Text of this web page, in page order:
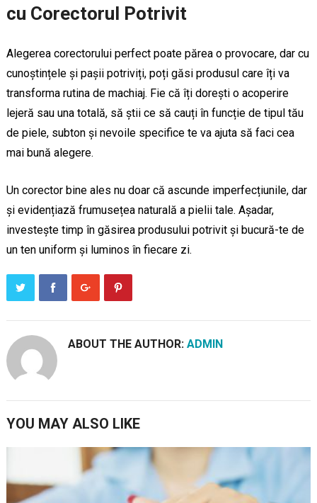
cu Corectorul Potrivit
Alegerea corectorului perfect poate părea o provocare, dar cu
cunoștințele și pașii potriviți, poți găsi produsul care îți va
transforma rutina de machiaj. Fie că îți dorești o acoperire
lejeră sau una totală, să știi ce să cauți în funcție de tipul tău
de piele, subton și nevoile specifice te va ajuta să faci cea
mai bună alegere.
Un corector bine ales nu doar că ascunde imperfecțiunile, dar
și evidențiază frumusețea naturală a pielii tale. Așadar,
investește timp în găsirea produsului potrivit și bucură-te de
un ten uniform și luminos în fiecare zi.
ABOUT THE AUTHOR: ADMIN
YOU MAY ALSO LIKE